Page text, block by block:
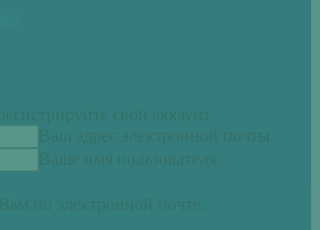
свой аккаунт
Ваш адрес электронной почты
Ваше имя пользователя
по электронной почте.